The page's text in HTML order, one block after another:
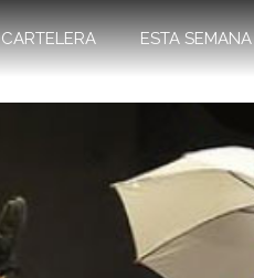
CARTELERA ESTA SEMANA